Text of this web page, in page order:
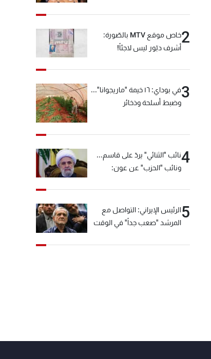
2
خاص موقع MTV بالصّورة:
أشرف دبّور ليس لاجئاً!
3
في بوداي: ١٦ خيمة "ماريجوانا"...
وضبط أسلحة وذخائر
4نائب "الثنائي" يردّ على قاسم...
ونائب "الحزب" عن عون:
5الرئيس الإيراني: التواصل مع
المرشد "صعب جداً" في الوقت